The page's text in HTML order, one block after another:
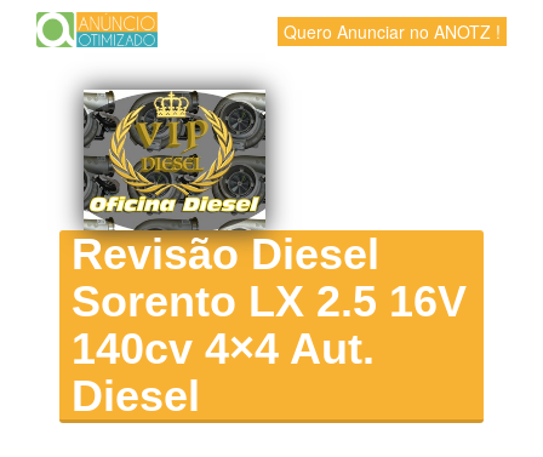
Quero Anunciar no ANOTZ !
Revisão Diesel
Sorento LX 2.5 16V
140cv 4×4 Aut.
Diesel